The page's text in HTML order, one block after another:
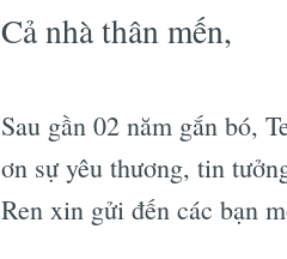
Cả nhà thân mến,
Sau gần 02 năm gắn bó,
ơn sự yêu thương, tin
Ren xin gửi đến các bạn